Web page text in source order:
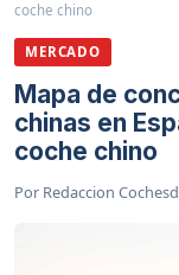
coche chino
MERCADO
Mapa de
chinas en
coche chino
Por Redaccion